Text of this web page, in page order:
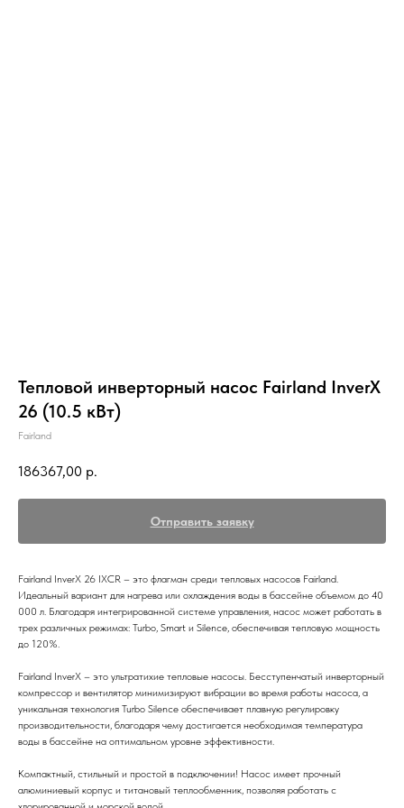
Тепловой инверторный насос Fairland InverX
26 (10.5 кВт)
Fairland
186367,00 р.
Отправить заявку
Fairland InverX 26 IXCR – это флагман среди тепловых насосов Fairland.
Идеальный вариант для нагрева или охлаждения воды в бассейне объемом до 40
000 л. Благодаря интегрированной системе управления, насос может работать в
трех различных режимах: Turbo, Smart и Silence, обеспечивая тепловую мощность
до 120%.
Fairland InverX – это ультратихие тепловые насосы. Бесступенчатый инверторный
компрессор и вентилятор минимизируют вибрации во время работы насоса, а
уникальная технология Turbo Silence обеспечивает плавную регулировку
производительности, благодаря чему достигается необходимая температура
воды в бассейне на оптимальном уровне эффективности.
Компактный, стильный и простой в подключении! Насос имеет прочный
алюминиевый корпус и титановый теплообменник, позволяя работать с